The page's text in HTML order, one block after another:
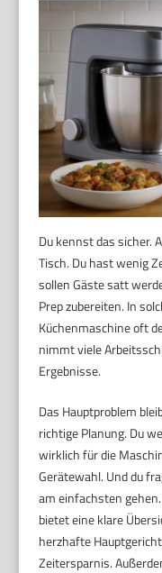
Du kennst das sicher.
Tisch. Du hast wenig
sollen Gäste satt
Prep zubereiten. In
Küchenmaschine oft
nimmt viele
Ergebnisse.
Das Hauptproblem
richtige Planung. Du
wirklich für die
Gerätewahl. Und du
am einfachsten
bietet eine klare
herzhafte
Zeitersparnis.